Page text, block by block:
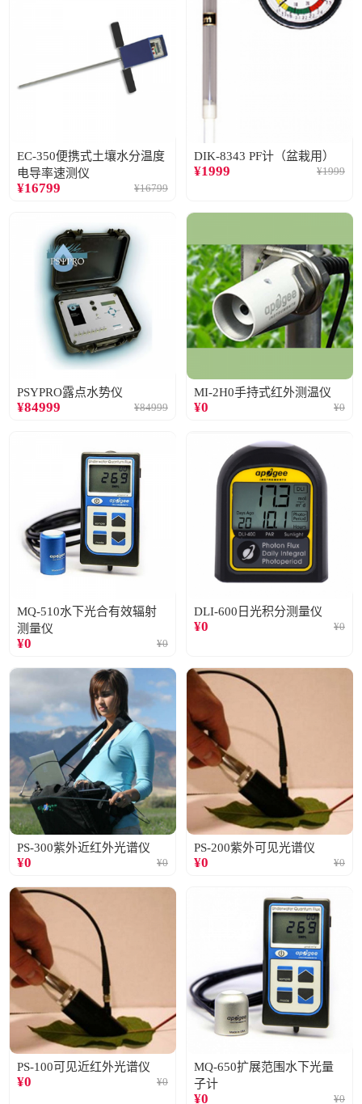
EC-350便携式土壤水分温度
电导率速测仪
¥16799 ¥16799
DIK-8343 PF计（盆栽用）
¥1999 ¥1999
PSYPRO露点水势仪
¥84999 ¥84999
MI-2H0手持式红外测温仪
¥0 ¥0
MQ-510水下光合有效辐射
测量仪
¥0 ¥0
DLI-600日光积分测量仪
¥0 ¥0
PS-300紫外近红外光谱仪
¥0 ¥0
PS-200紫外可见光谱仪
¥0 ¥0
PS-100可见近红外光谱仪
¥0 ¥0
MQ-650扩展范围水下光量
子计
¥0 ¥0